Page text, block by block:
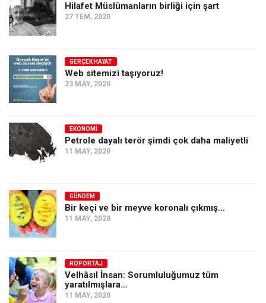
Hilafet Müslümanların birliği için şart
27 TEM, 2020
GERÇEK HAYAT
Web sitemizi taşıyoruz!
23 MAY, 2020
EKONOMI
Petrole dayalı terör şimdi çok daha maliyetli
11 MAY, 2020
GÜNDEM
Bir keçi ve bir meyve koronalı çıkmış…
11 MAY, 2020
RÖPORTAJ
Velhâsıl İnsan: Sorumluluğumuz tüm
yaratılmışlara…
11 MAY, 2020